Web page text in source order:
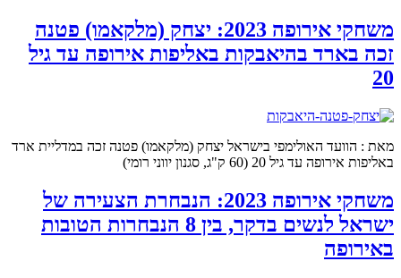
משחקי אירופה 2023: יצחק (מלקאמו) פטנה
זכה בארד בהיאבקות באליפות אירופה עד גיל
20
מאת : הוועד האולימפי בישראל יצחק (מלקאמו) פטנה זכה במדליית ארד
באליפות אירופה עד גיל 20 (60 ק"ג, סגנון יווני רומי)
משחקי אירופה 2023: הנבחרת הצעירה של
ישראל לנשים בדקר, בין 8 הנבחרות הטובות
באירופה